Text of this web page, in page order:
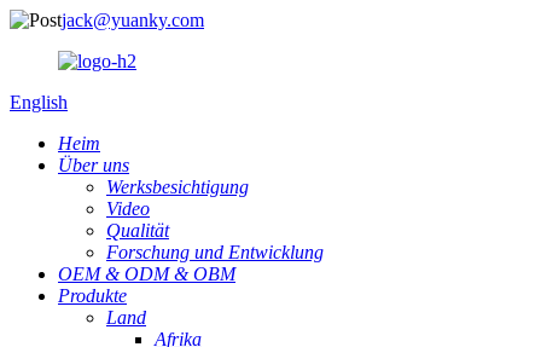
jack@yuanky.com
English
Heim
Über uns
Werksbesichtigung
Video
Qualität
Forschung und Entwicklung
OEM & ODM & OBM
Produkte
Land
Afrika